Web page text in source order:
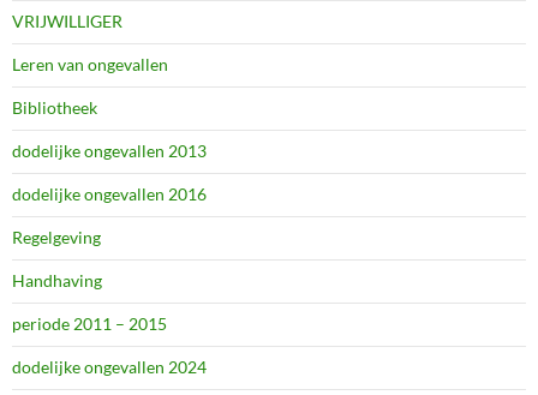
VRIJWILLIGER
Leren van ongevallen
Bibliotheek
dodelijke ongevallen 2013
dodelijke ongevallen 2016
Regelgeving
Handhaving
periode 2011 – 2015
dodelijke ongevallen 2024